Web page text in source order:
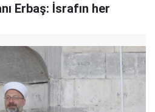
Erbaş: İsrafın her